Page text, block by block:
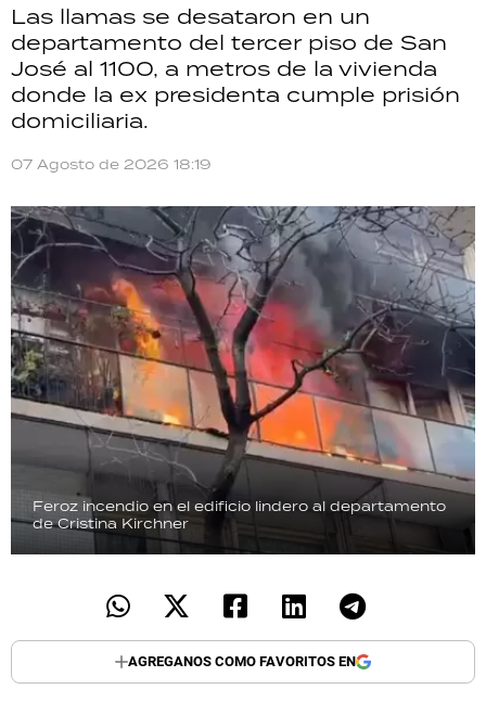
Las llamas se desataron en un
departamento del tercer piso de San
José al 1100, a metros de la vivienda
donde la ex presidenta cumple prisión
domiciliaria.
07 Agosto de 2026 18:19
Feroz incendio en el edificio lindero al departamento
de Cristina Kirchner
AGREGANOS COMO FAVORITOS EN